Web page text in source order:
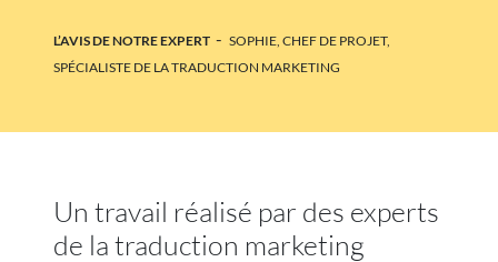
L’AVIS DE NOTRE EXPERT - SOPHIE, CHEF DE PROJET,
SPÉCIALISTE DE LA TRADUCTION MARKETING
Un travail réalisé par des experts
de la traduction marketing